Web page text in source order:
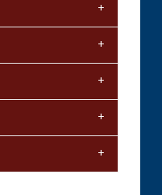
Di situ ia
tayang di